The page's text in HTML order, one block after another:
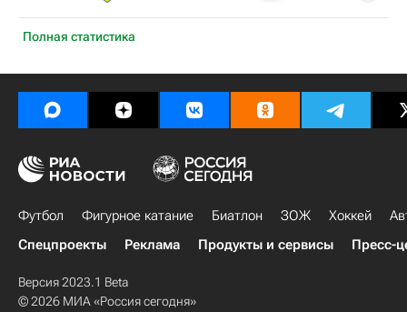
Полная статистика
Футбол Фигурное катание Биатлон ЗОЖ Хоккей
Спецпроекты
Реклама Продукты и сервисы Пресс-
Версия 2023.1 Beta
© 2026 МИА «Россия сегодня»